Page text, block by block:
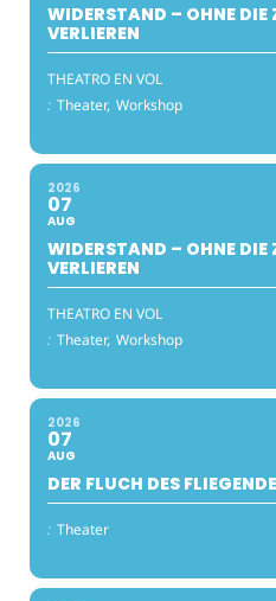
WIDERSTAND – OHNE DIE
VERLIEREN
THEATRO EN VOL
: Theater, Workshop
2026
07
AUG
WIDERSTAND – OHNE DIE
VERLIEREN
THEATRO EN VOL
: Theater, Workshop
2026
07
AUG
DER FLUCH DES
: Theater